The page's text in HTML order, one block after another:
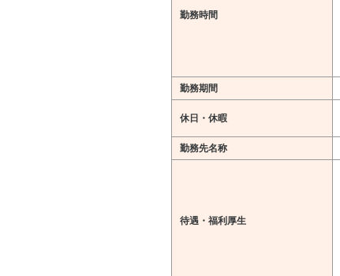
勤務時間
勤務期間
休日・休暇
勤務先名称
待遇・福利厚生